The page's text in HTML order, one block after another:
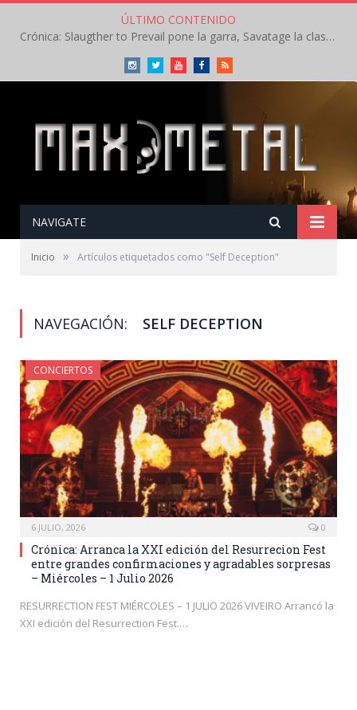
ÚLTIMO CONTENIDO
Crónica: Slaugther to Prevail pone la garra, Savatage la clase en la apertura del Leyendas del Rock – Miércoles – Agosto 2026
InstagramTwitterYoutubeFacebookRSS
NAVIGATE
Inicio » Artículos etiquetados como "Self Deception"
NAVEGACIÓN: SELF DECEPTION
CONCIERTOS
6 JULIO, 2026 0
Crónica: Arranca la XXI edición del Resurrecion Fest
entre grandes confirmaciones y agradables sorpresas
– Miércoles – 1 Julio 2026
RESURRECTION FEST MIÉRCOLES – 1 JULIO 2026 VIVEIRO Arrancó la
XXI edición del Resurrection Fest.…